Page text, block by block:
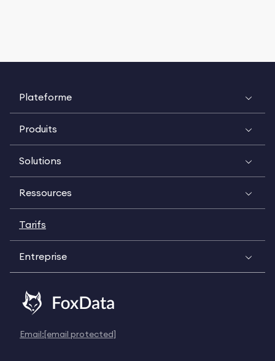
Plateforme
Produits
Solutions
Ressources
Tarifs
Entreprise
Email:[email protected]